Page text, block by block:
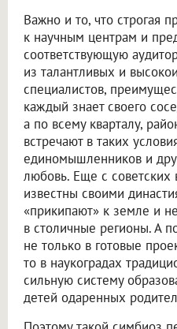
Важно и то, что строгая
к научным центрам и
соответствующую
из талантливых и
специалистов,
каждый знает своего
а по всему кварталу,
встречают в таких
единомышленников и
любовь. Еще с советских
известны своими
«прикипают» к земле и
в столичные регионы. А
не только в готовые
то в наукоградах
сильную систему
детей одаренных